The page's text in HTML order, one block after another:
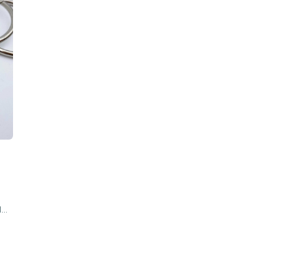
Jeder Karteikarten-Ring fasst 100 Flashcards